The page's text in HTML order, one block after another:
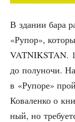
В зда­нии бара
«Рупор»,
VATNIKSTAN.
до полу­но­чи.
в «Рупо­ре»
Кова­лен­ко о
ный, но